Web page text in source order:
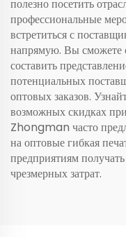
полезно посетить
профессиональные
встретиться с
напрямую. Вы сможете
составить
потенциальных
оптовых заказов.
возможных скидках
Zhongman часто
на оптовыегибкая
предприятиям
чрезмерных затрат.